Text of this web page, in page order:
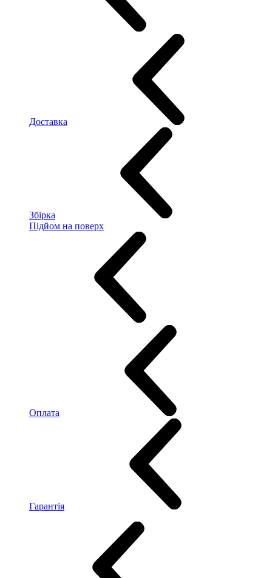
Доставка
Збірка
Підйом на поверх
Оплата
Гарантія